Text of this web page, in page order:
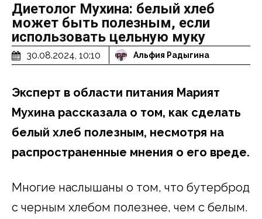
Диетолог Мухина: белый хлеб
может быть полезным, если
использовать цельную муку
30.08.2024, 10:10 Альфия Радыгина
Эксперт в области питания Марият
Мухина рассказала о том, как сделать
белый хлеб полезным, несмотря на
распространенные мнения о его вреде.
Многие наслышаны о том, что бутерброд
с черным хлебом полезнее, чем с белым.